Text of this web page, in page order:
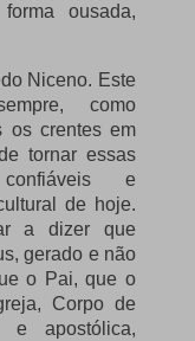
ousada,
Niceno. Este
como
os crentes em
tornar essas
​​e
de hoje.
a dizer que
gerado e não
o Pai, que o
Corpo de
e apostólica,